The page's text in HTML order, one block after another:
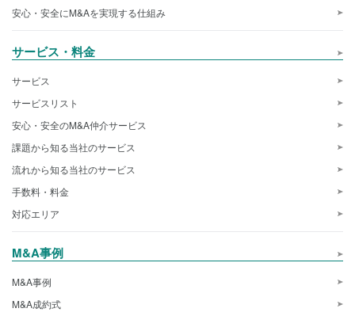
安心・安全にM&Aを実現する仕組み
サービス・料金
サービス
サービスリスト
安心・安全のM&A仲介サービス
課題から知る当社のサービス
流れから知る当社のサービス
手数料・料金
対応エリア
M&A事例
M&A事例
M&A成約式